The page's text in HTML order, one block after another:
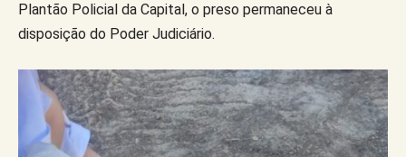
Plantão Policial da Capital, o preso permaneceu à
disposição do Poder Judiciário.